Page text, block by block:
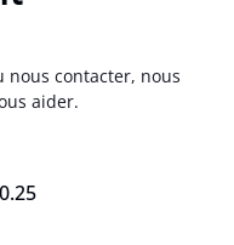
nous contacter, nous
aider.